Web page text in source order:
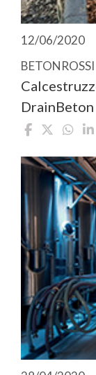
12/06/2020
BETONROSSI
DrainBeton